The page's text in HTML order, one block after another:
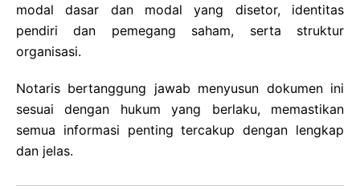
modal dasar dan modal yang disetor, identitas
pendiri dan pemegang saham, serta struktur
organisasi.
Notaris bertanggung jawab menyusun dokumen ini
sesuai dengan hukum yang berlaku, memastikan
semua informasi penting tercakup dengan lengkap
dan jelas.